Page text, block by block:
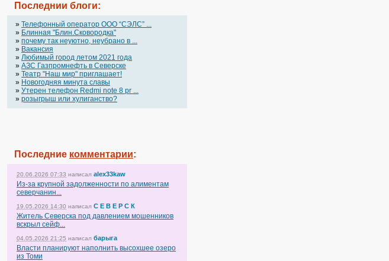
Последнии блоги:
» Телефонный оператор OOO “СЭЛС” ...
» Блинная "Блин.Сковородка"
» почему так неуютно, неубрано в ...
» Вакансия
» Любимый город летом 2021 года
» АЗС Газпромнефть в Северске
» Театр "Наш мир" приглашает!
» Новогодняя минута славы
» Утерен телефон Redmi note 8 pr ...
» розыгрыш или хулиганство?
Последние комментарии:
20.06.2026 07:33 написал alex33kaw
Из-за крупной задолженности по алиментам
северчанин...
19.05.2026 14:30 написал С Е В Е Р С К
Житель Северска под давлением мошенников
вскрыл сейф...
04.05.2026 21:25 написал барыга
Власти планируют наполнить высохшее озеро
из Томи